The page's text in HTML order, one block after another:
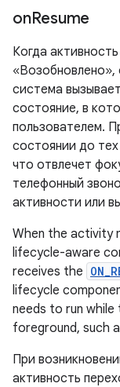
onResume
Когда
«Возобновлено»,
система
состояние, в
пользователем.
состоянии до
что отвлечет
телефонный
активности или
When the activity
lifecycle-aware
receives the
lifecycle
needs to run while
foreground, such
При
активность